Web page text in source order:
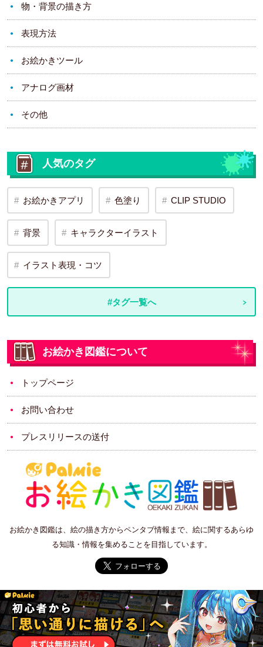
物・背景の描き方
表現方法
お絵かきツール
アナログ画材
その他
人気のタグ
お絵かきアプリ 色塗り CLIP STUDIO
背景 キャラクターイラスト
イラスト表現・コツ
#タグ一覧へ
お絵かき図鑑について
トップページ
お問い合わせ
プレスリリースの送付
お絵かき図鑑は、絵の描き方からペンタブ情報まで、絵に関するあらゆ
る知識・情報を集めることを目指しています。